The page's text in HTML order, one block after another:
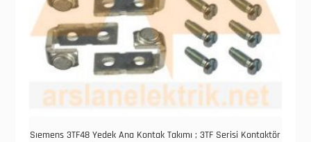
Sıemens 3TF48 Yedek Ana Kontak Takımı ; 3TF Serisi Kontaktör